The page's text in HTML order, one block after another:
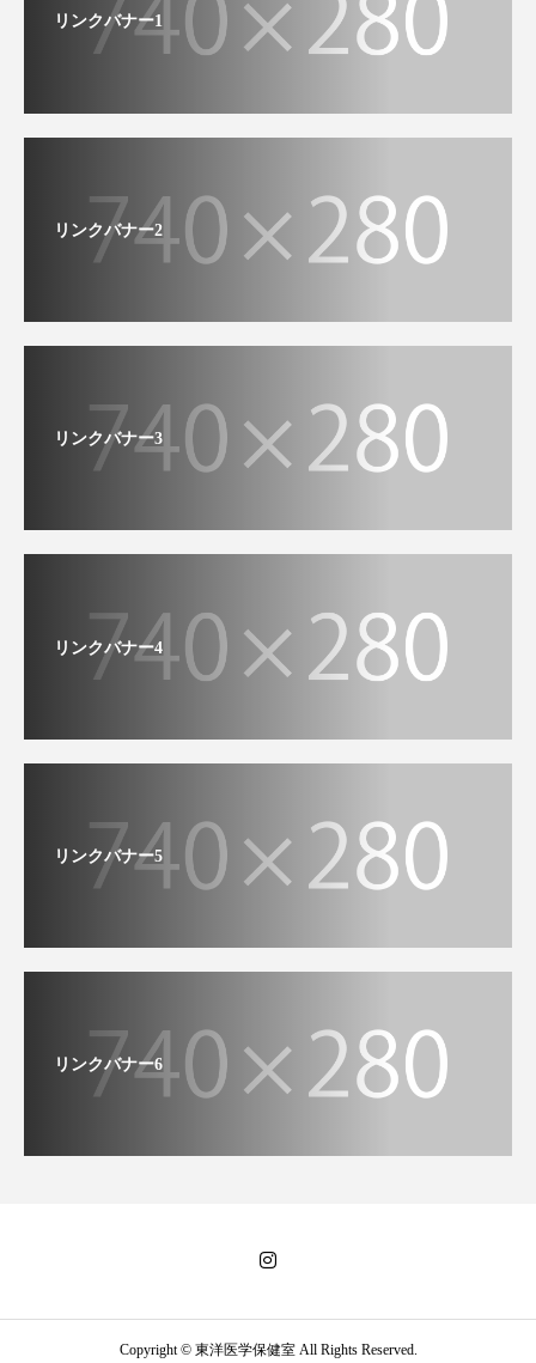
リンクバナー1
リンクバナー2
リンクバナー3
リンクバナー4
リンクバナー5
リンクバナー6
Copyright © 東洋医学保健室 All Rights Reserved.